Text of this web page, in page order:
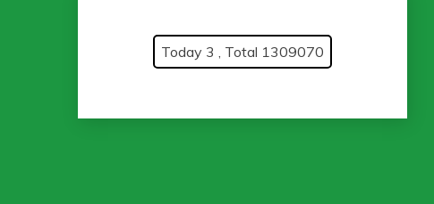
Today 3 , Total 1309070